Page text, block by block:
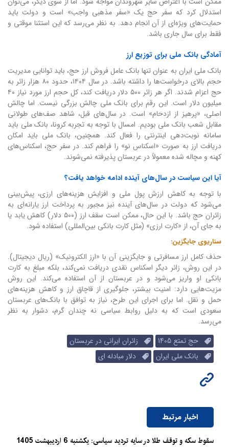
استدلال کرد که سفر حج یک «سفر مذهبی واجب» است و دولت باید
حمایت‌های ویژه‌ای از آن انجام دهد. به نظر می‌رسد که این استثنا موقتی و
فقط برای سال جاری باشد.
آمادگی بانک ملی برای توزیع ارز
بانک ملی ایران به عنوان تنها بانک عامل فروش ارز حج، باید توانایی مدیریت
حجم بالای درخواست‌ها را داشته باشد. در سال ۱۴۰۴، حدود ۸۰ هزار زائر به
حج اعزام شدند. اگر هر زائر ۵۰۰ دلار دریافت کند، کل حجم ارز مورد نیاز ۴۰
میلیون دلار است. این رقم برای بانک ملی چالش بزرگی نیست. اما چالش
اصلی، «پرهیز از ازدحام» است. در سال‌های قبل، شاهد صف‌های طولانی
مقابل شعب بانک ملی بودیم. امسال با توجه به تجربه کرونا، بانک ملی باید
سامانه نوبت‌دهی اینترنتی را فعال کند. همچنین، بانک ملی باید امکان
دریافت ارز به صورت «اسکناس نو» را فراهم کند. در سفر حج، اسکناس‌های
کهنه و مچاله شده معمولاً در عربستان پذیرفته نمی‌شوند.
آیا این سیاست در سال‌های آینده ادامه خواهد یافت؟
با توجه به کاهش ارزش پول ملی و افزایش هزینه‌های ارزی، پیش‌بینی
می‌شود که دولت در سال‌های آینده نیز مجبور به پرداخت ارز یارانه‌ای به
زائران حج باشد. با این حال، ممکن است سقف ارز (۵۰۰ دلار) کاهش یابد یا
به جای آن، از «کارت ارزی» (مثل کارت بانکی بین‌المللی) استفاده شود.
سناریوی جایگزین:
حذف کامل ارز مسافرتی و جایگزینی آن با «ارز الکترونیک» (ریال دیجیتال).
در این روش، زائر دیگر اسکناس نقدی دریافت نمی‌کند، بلکه مبلغ به کارت
بانکی او واریز می‌شود و در عربستان از آن استفاده می‌کند. این روش
مزیت‌هایی دارد: امنیت بیشتر، جلوگیری از قاچاق ارز و کاهش هزینه‌های
حمل و نقل. اما برای اجرای این طرح، نیاز به توافق با بانک‌های عربستان
سعودی است که به دلیل روابط سیاسی نه چندان گرم، دشوار به نظر
می‌رسد.
حج تمتع 1405
زائران ایرانی در عربستان
بانک ملی ایران
دلار مبادله ای
اخبار مرتبط
سقوط سکه و توقف طلا در سایه تردید سیاسی: یکشنبه 6 اردیبهشت 1405